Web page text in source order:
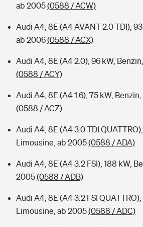
ab 2005(0588 / ACW)
Audi A4, 8E (A4 AVANT 2.0 TDI),
ab 2006(0588 / ACX)
Audi A4, 8E (A4 2.0), 96 kW,
(0588 / ACY)
Audi A4, 8E (A4 1.6), 75 kW,
(0588 / ACZ)
Audi A4, 8E (A4 3.0 TDI QUATTRO),
Limousine, ab 2005(0588 / ADA)
Audi A4, 8E (A4 3.2 FSI), 188 kW,
2005(0588 / ADB)
Audi A4, 8E (A4 3.2 FSI QUATTRO),
Limousine, ab 2005(0588 / ADC)